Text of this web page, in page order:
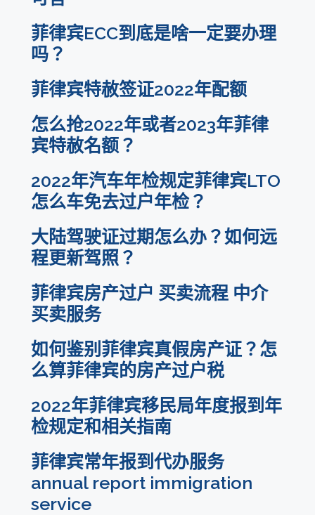
菲律宾ECC到底是啥一定要办理
吗？
菲律宾特赦签证2022年配额
怎么抢2022年或者2023年菲律
宾特赦名额？
2022年汽车年检规定菲律宾LTO
怎么车免去过户年检？
大陆驾驶证过期怎么办？如何远
程更新驾照？
菲律宾房产过户 买卖流程 中介
买卖服务
如何鉴别菲律宾真假房产证？怎
么算菲律宾的房产过户税
2022年菲律宾移民局年度报到年
检规定和相关指南
菲律宾常年报到代办服务
annual report immigration
service